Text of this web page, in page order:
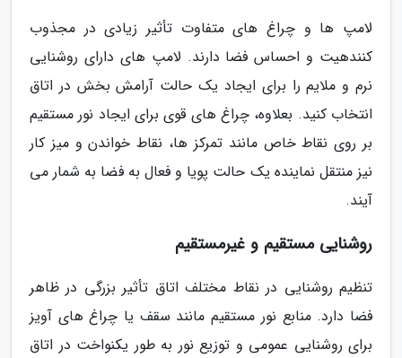
لامپ ها و چراغ های متفاوت تأثیر زیادی در مجذوب
کنندهیت و احساس فضا دارند. لامپ های دارای روشنایی
نرم و ملایم را برای ایجاد یک حالت آرامش بخش در اتاق
انتخاب کنید. بعلاوه، چراغ های قوی برای ایجاد نور مستقیم
بر روی نقاط خاص مانند تمرکز ها، نقاط خواندن و میز کار
نیز منتقل نماینده یک حالت پویا و فعال به فضا به شمار می
آیند.
روشنایی مستقیم و غیرمستقیم
تنظیم روشنایی در نقاط مختلف اتاق تأثیر بزرگی در ظاهر
فضا دارد. منابع نور مستقیم مانند سقف یا چراغ های آویز
برای روشنایی عمومی و توزیع نور به طور یکنواخت در اتاق